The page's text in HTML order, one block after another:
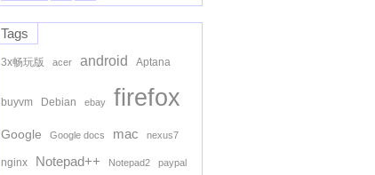
Tags
3x畅玩版 acer android Aptana
buyvm Debian ebay firefox
Google Google docs mac nexus7
nginx Notepad++ Notepad2 paypal